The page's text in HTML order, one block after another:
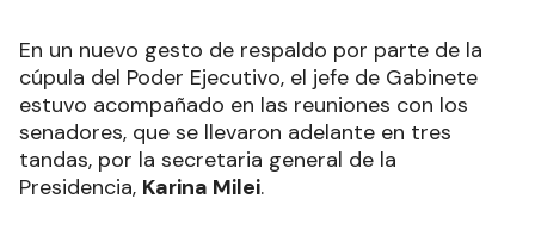
En un nuevo gesto de respaldo por parte de la
cúpula del Poder Ejecutivo, el jefe de Gabinete
estuvo acompañado en las reuniones con los
senadores, que se llevaron adelante en tres
tandas, por la secretaria general de la
Presidencia, Karina Milei.